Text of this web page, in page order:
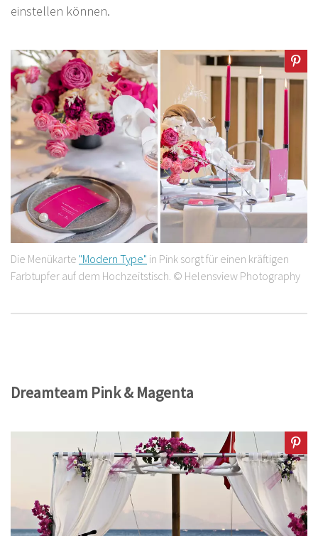
einstellen können.
Die Menükarte "Modern Type" in Pink sorgt für einen kräftigen
Farbtupfer auf dem Hochzeitstisch. © Helensview Photography
Dreamteam Pink & Magenta